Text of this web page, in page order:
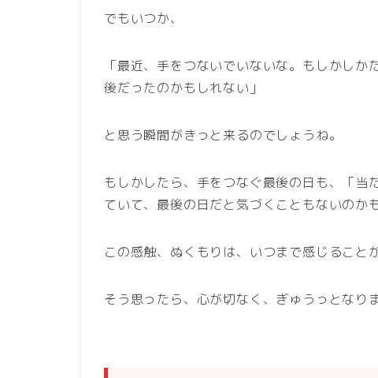
でもいつか、
「最近、手をつないでいないな。もしかし
後だったのかもしれない」
と思う瞬間がきっと来るのでしょうね。
もしかしたら、手をつなぐ最後の日も、「当
ていて、最後の日だと気づくこともないのか
この感触、ぬくもりは、いつまで感じること
そう思ったら、心が切なく、ぎゅうっとなりま